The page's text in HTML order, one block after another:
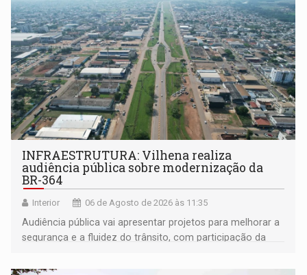
INFRAESTRUTURA: Vilhena realiza
audiência pública sobre modernização da
BR-364
Interior 06 de Agosto de 2026 às 11:35
Audiência pública vai apresentar projetos para melhorar a
segurança e a fluidez do trânsito, com participação da